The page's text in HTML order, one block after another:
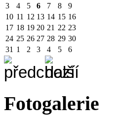
3
4 5 6 7 8
9
10 11 12 13 14 15 16
17 18 19 20 21 22 23
24 25 26 27 28 29 30
31 1 2 3 4 5 6
Fotogalerie